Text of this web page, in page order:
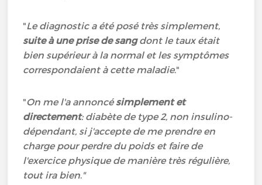
"Le diagnostic a été posé très simplement,
suite à une prise de sangdont le taux était
bien supérieur à la normal et les symptômes
correspondaient à cette maladie."
"On me l'a annoncésimplement et
directement: diabète de type 2, non insulino-
dépendant, si j'accepte de me prendre en
charge pour perdre du poids et faire de
l'exercice physique de manière très régulière,
tout ira bien."